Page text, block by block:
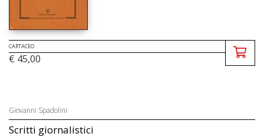
CARTACEO
€ 45,00
Giovanni Spadolini
Scritti giornalistici